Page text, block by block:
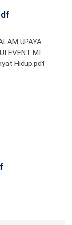
UPAYA
EVENT MI
Hidup.pdf